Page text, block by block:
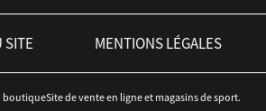
SITE MENTIONS LÉGALES
de vente en ligne et magasins de sport.